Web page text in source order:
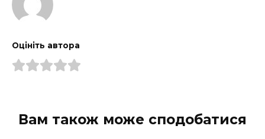
Оцініть автора
Вам також може сподобатися